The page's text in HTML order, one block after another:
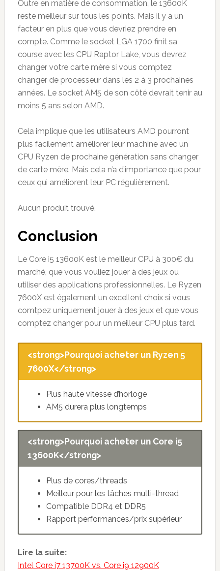
Outre en matière de consommation, le 13600K
reste meilleur sur tous les points. Mais il y a un
facteur en plus que vous devriez prendre en
compte. Comme le socket LGA 1700 finit sa
course avec les CPU Raptor Lake, vous devrez
changer votre carte mère si vous comptez
changer de processeur dans les 2 à 3 prochaines
années. Le socket AM5 de son côté devrait tenir au
moins 5 ans selon AMD.
Cela implique que les utilisateurs AMD pourront
plus facilement améliorer leur machine avec un
CPU Ryzen de prochaine génération sans changer
de carte mère. Mais cela n’a d’importance que pour
ceux qui améliorent leur PC régulièrement.
Aucun produit trouvé.
Conclusion
Le Core i5 13600K est le meilleur CPU à 300€ du
marché, que vous vouliez jouer à des jeux ou
utiliser des applications professionnelles. Le Ryzen
7600X est également un excellent choix si vous
comtpez uniquement jouer à des jeux et que vous
comptez changer pour un meilleur CPU plus tard.
<strong>Pourquoi acheter un Ryzen 5
7600X</strong>
Plus haute vitesse d’horloge
AM5 durera plus longtemps
<strong>Pourquoi acheter un Core i5
13600K</strong>
Plus de cores/threads
Meilleur pour les tâches multi-thread
Compatible DDR4 et DDR5
Rapport performances/prix supérieur
Lire la suite:
Intel Core i7 13700K vs. Core i9 12900K